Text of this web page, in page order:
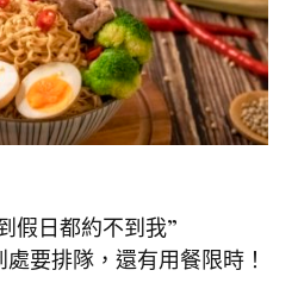
假日都約不到我”
要排隊，還有用餐限時！